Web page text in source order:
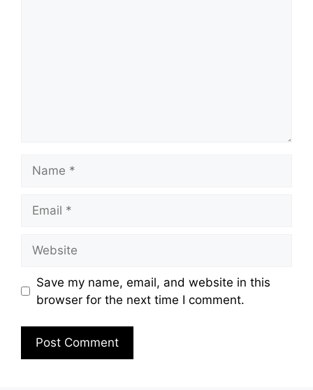
Save my name, email, and website in this
browser for the next time I comment.